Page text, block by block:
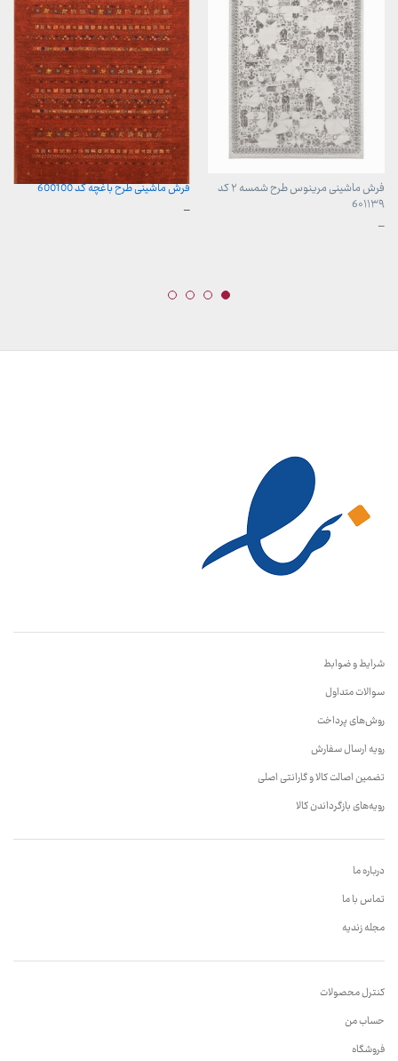
فرش ماشینی مرینوس طرح شمسه ۲ کد
6۰۱۱۳۹
–محدوده
فرش ماشینی طرح باغچه کد 600100
–محدوده
شرایط و ضوابط
سوالات متداول
روش‌های پرداخت
رویه ارسال سفارش
تضمین اصالت کالا و گارانتی اصلی
رویه‌های بازگرداندن کالا
درباره ما
تماس با ما
مجله زندیه
کنترل محصولات
حساب من
فروشگاه